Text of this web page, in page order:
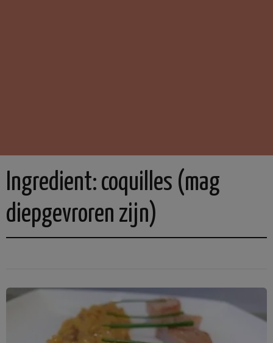
Ingredient: coquilles (mag
diepgevroren zijn)